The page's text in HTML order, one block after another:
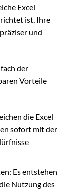
Excel
ist, Ihre
und
der
Vorteile
die Excel
sofort mit der
Es entstehen
Nutzung des